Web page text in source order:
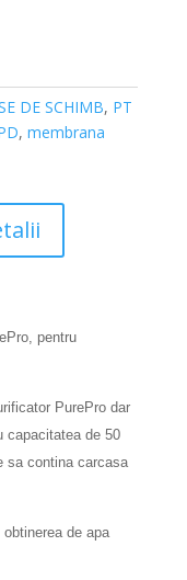
DE SCHIMB, PT
, membrana
pentru
PurePro dar
capacitatea de 50
sa contina carcasa
de apa